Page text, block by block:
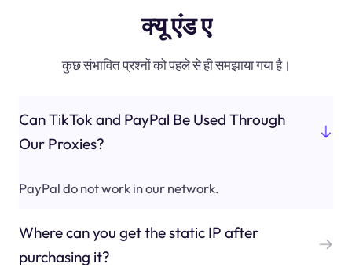
क्यू एंड ए
कुछ संभावित प्रश्नों को पहले से ही समझाया गया है।
Can TikTok and PayPal Be Used Through
Our Proxies?
PayPal do not work in our network.
Where can you get the static IP after
purchasing it?